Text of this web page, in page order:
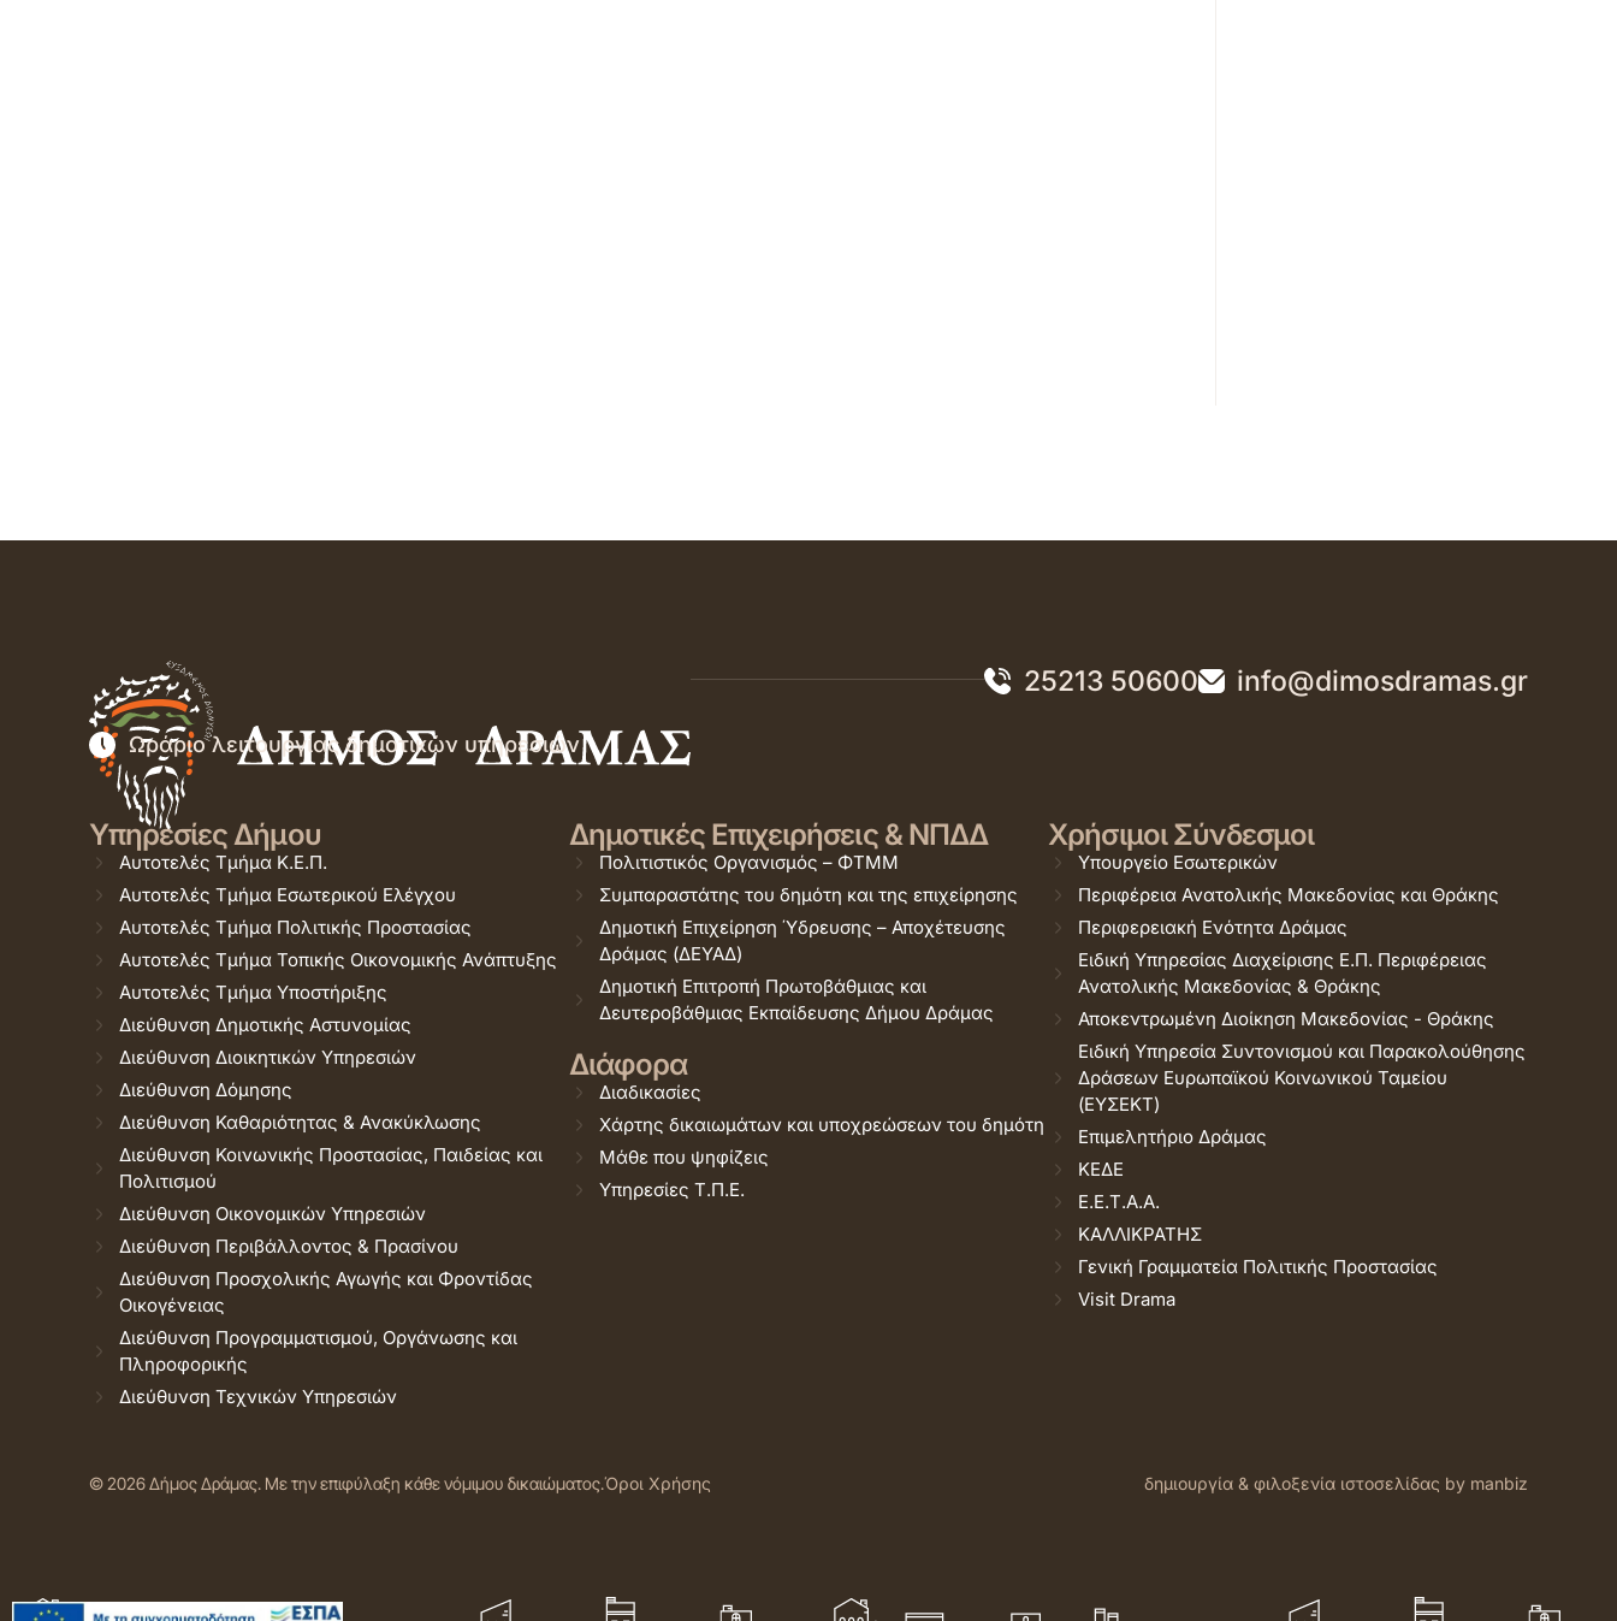
25213 50600 info@dimosdramas.gr
Ωράριο λειτουργίας δημοτικών υπηρεσιών
Υπηρεσίες Δήμου
Αυτοτελές Τμήμα Κ.Ε.Π.
Αυτοτελές Τμήμα Εσωτερικού Ελέγχου
Αυτοτελές Τμήμα Πολιτικής Προστασίας
Αυτοτελές Τμήμα Τοπικής Οικονομικής Ανάπτυξης
Αυτοτελές Τμήμα Υποστήριξης
Διεύθυνση Δημοτικής Αστυνομίας
Διεύθυνση Διοικητικών Υπηρεσιών
Διεύθυνση Δόμησης
Διεύθυνση Καθαριότητας & Ανακύκλωσης
Διεύθυνση Κοινωνικής Προστασίας, Παιδείας και
Πολιτισμού
Διεύθυνση Οικονομικών Υπηρεσιών
Διεύθυνση Περιβάλλοντος & Πρασίνου
Διεύθυνση Προσχολικής Αγωγής και Φροντίδας
Οικογένειας
Διεύθυνση Προγραμματισμού, Οργάνωσης και
Πληροφορικής
Διεύθυνση Τεχνικών Υπηρεσιών
Δημοτικές Επιχειρήσεις & ΝΠΔΔ
Πολιτιστικός Οργανισμός – ΦΤΜΜ
Συμπαραστάτης του δημότη και της επιχείρησης
Δημοτική Επιχείρηση Ύδρευσης – Αποχέτευσης
Δράμας (ΔΕΥΑΔ)
Δημοτική Επιτροπή Πρωτοβάθμιας και
Δευτεροβάθμιας Εκπαίδευσης Δήμου Δράμας
Διάφορα
Διαδικασίες
Χάρτης δικαιωμάτων και υποχρεώσεων του δημότη
Μάθε που ψηφίζεις
Υπηρεσίες Τ.Π.Ε.
Χρήσιμοι Σύνδεσμοι
Υπουργείο Εσωτερικών
Περιφέρεια Ανατολικής Μακεδονίας και Θράκης
Περιφερειακή Ενότητα Δράμας
Ειδική Υπηρεσίας Διαχείρισης Ε.Π. Περιφέρειας
Ανατολικής Μακεδονίας & Θράκης
Αποκεντρωμένη Διοίκηση Μακεδονίας - Θράκης
Ειδική Υπηρεσία Συντονισμού και Παρακολούθησης
Δράσεων Ευρωπαϊκού Κοινωνικού Ταμείου
(ΕΥΣΕΚΤ)
Επιμελητήριο Δράμας
ΚΕΔΕ
Ε.Ε.Τ.Α.Α.
ΚΑΛΛΙΚΡΑΤΗΣ
Γενική Γραμματεία Πολιτικής Προστασίας
Visit Drama
© 2026 Δήμος Δράμας. Με την επιφύλαξη κάθε νόμιμου δικαιώματος.Όροι Χρήσης δημιουργία & φιλοξενία ιστοσελίδας by manbiz